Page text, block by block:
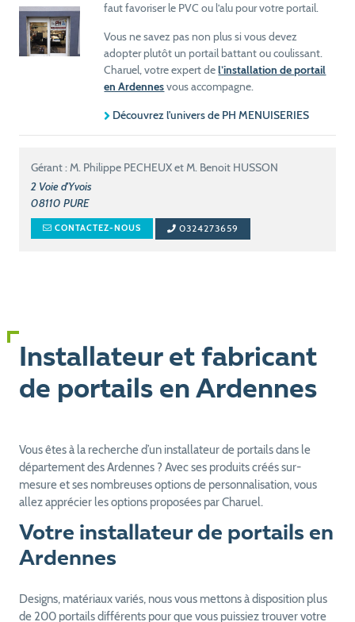
faut favoriser le PVC ou l’alu pour votre portail.
Vous ne savez pas non plus si vous devez
adopter plutôt un portail battant ou coulissant.
Charuel, votre expert del’installation de portail
en Ardennesvous accompagne.
Découvrez l'univers de PH MENUISERIES
Gérant : M. Philippe PECHEUX et M. Benoit HUSSON
2 Voie d'Yvois
08110 PURE
CONTACTEZ-NOUS 0324273659
Installateur et fabricant
de portails en Ardennes
Vous êtes à la recherche d’un installateur de portails dans le
département des Ardennes ? Avec ses produits créés sur-
mesure et ses nombreuses options de personnalisation, vous
allez apprécier les options proposées par Charuel.
Votre installateur de portails en
Ardennes
Designs, matériaux variés, nous vous mettons à disposition plus
de 200 portails différents pour que vous puissiez trouver votre